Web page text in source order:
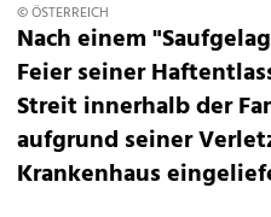
© ÖSTERREICH
Nach einem
Feier seiner
Streit innerhalb der
aufgrund seiner
Krankenhaus